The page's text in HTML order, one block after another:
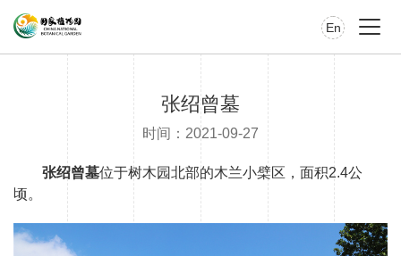
En
张绍曾墓
时间：2021-09-27
张绍曾墓位于树木园北部的木兰小檗区，面积2.4公
顷。